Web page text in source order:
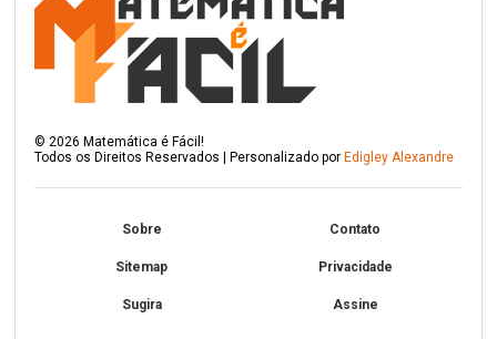
©2026 Matemática é Fácil!
Todos os Direitos Reservados | Personalizado porEdigley Alexandre
Sobre Contato
Sitemap Privacidade
Sugira Assine